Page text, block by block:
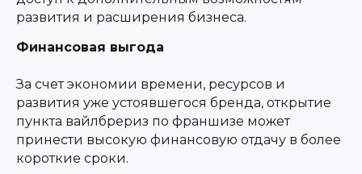
развития и расширения бизнеса.
Финансовая выгода
За счет экономии времени, ресурсов и
развития уже устоявшегося бренда, открытие
пункта вайлбрериз по франшизе может
принести высокую финансовую отдачу в более
короткие сроки.